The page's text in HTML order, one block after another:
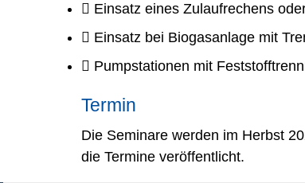
Einsatz eines Zulaufrechens
Einsatz bei Biogasanlage mit
Pumpstationen mit
Termin
Die Seminare werden im Herbst
die Termine veröffentlicht.